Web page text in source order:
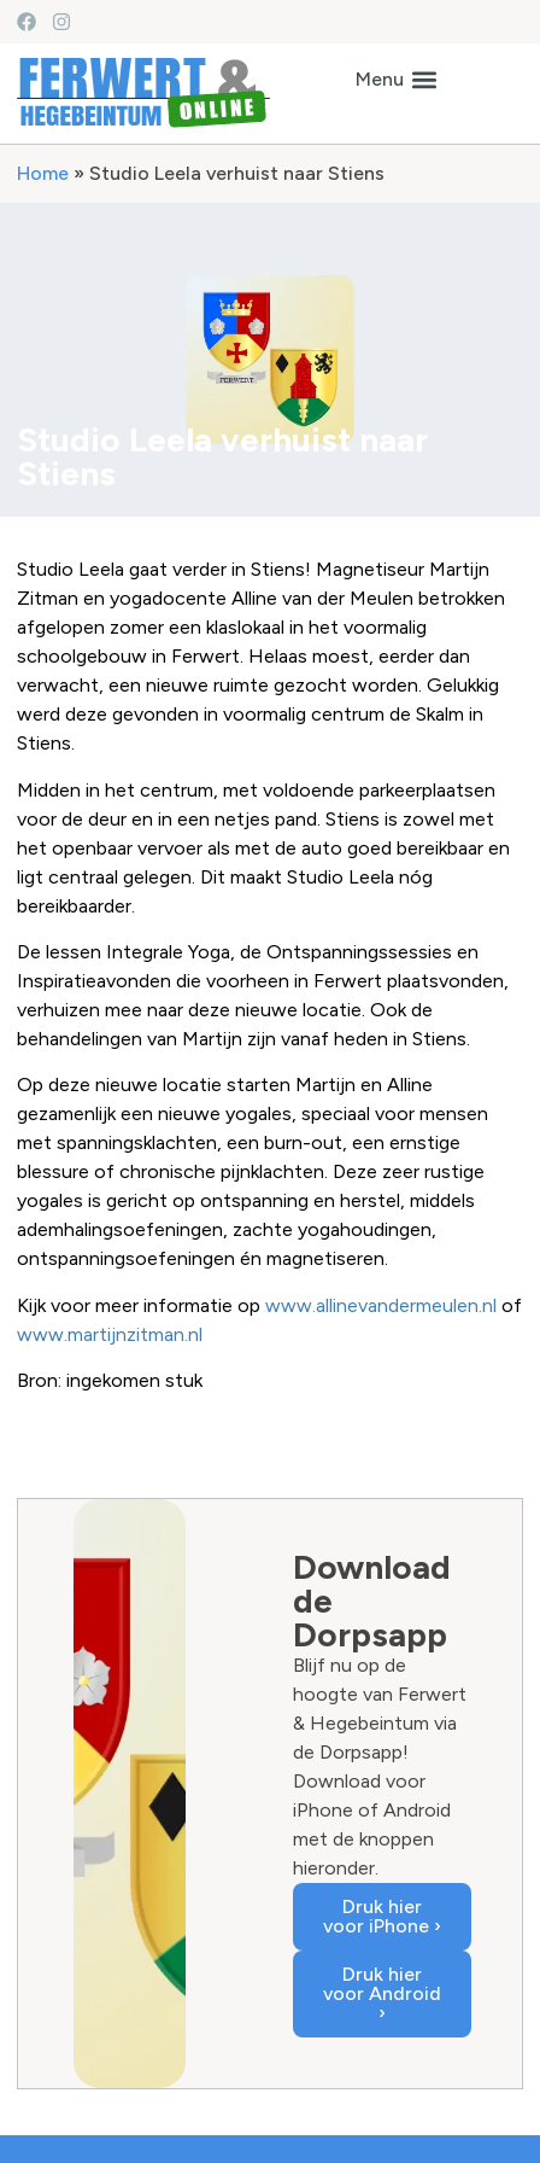
Home » Studio Leela verhuist naar Stiens
Studio Leela verhuist naar
Studio Leela gaat verder in Stiens! Magnetiseur Martijn
Zitman en yogadocente Alline van der Meulen betrokken
afgelopen zomer een klaslokaal in het voormalig
schoolgebouw in Ferwert. Helaas moest, eerder dan
verwacht, een nieuwe ruimte gezocht worden. Gelukkig
werd deze gevonden in voormalig centrum de Skalm in
Stiens.
Midden in het centrum, met voldoende parkeerplaatsen
voor de deur en in een netjes pand. Stiens is zowel met
het openbaar vervoer als met de auto goed bereikbaar en
ligt centraal gelegen. Dit maakt Studio Leela nóg
bereikbaarder.
De lessen Integrale Yoga, de Ontspanningssessies en
Inspiratieavonden die voorheen in Ferwert plaatsvonden,
verhuizen mee naar deze nieuwe locatie. Ook de
behandelingen van Martijn zijn vanaf heden in Stiens.
Op deze nieuwe locatie starten Martijn en Alline
gezamenlijk een nieuwe yogales, speciaal voor mensen
met spanningsklachten, een burn-out, een ernstige
blessure of chronische pijnklachten. Deze zeer rustige
yogales is gericht op ontspanning en herstel, middels
ademhalingsoefeningen, zachte yogahoudingen,
ontspanningsoefeningen én magnetiseren.
Kijk voor meer informatie op www.allinevandermeulen.nl of
www.martijnzitman.nl
Bron: ingekomen stuk
Download
de
Dorpsapp
Blijf nu op de
hoogte van Ferwert
& Hegebeintum via
de Dorpsapp!
Download voor
iPhone of Android
met de knoppen
hieronder.
Druk hier
voor iPhone ›
Druk hier
voor Android
›